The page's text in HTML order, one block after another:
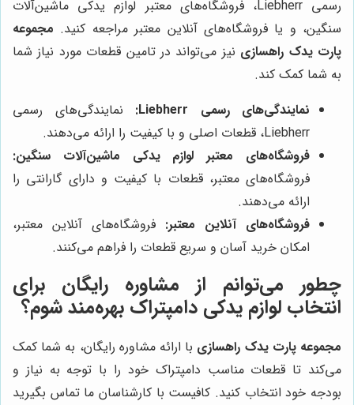
رسمی Liebherr، فروشگاه‌های معتبر لوازم یدکی ماشین‌آلات
سنگین، و یا فروشگاه‌های آنلاین معتبر مراجعه کنید. مجموعه
پارت یدک راهسازی نیز می‌تواند در تامین قطعات مورد نیاز شما
به شما کمک کند.
نمایندگی‌های رسمی Liebherr:
نمایندگی‌های رسمی
Liebherr، قطعات اصلی و با کیفیت را ارائه می‌دهند.
فروشگاه‌های معتبر لوازم یدکی ماشین‌آلات سنگین:
فروشگاه‌های معتبر، قطعات با کیفیت و دارای گارانتی را
ارائه می‌دهند.
فروشگاه‌های آنلاین معتبر: فروشگاه‌های آنلاین معتبر،
امکان خرید آسان و سریع قطعات را فراهم می‌کنند.
چطور می‌توانم از مشاوره رایگان برای
انتخاب لوازم یدکی دامپتراک بهره‌مند شوم؟
مجموعه پارت یدک راهسازی با ارائه مشاوره رایگان، به شما کمک
می‌کند تا قطعات مناسب دامپتراک خود را با توجه به نیاز و
بودجه خود انتخاب کنید. کافیست با کارشناسان ما تماس بگیرید